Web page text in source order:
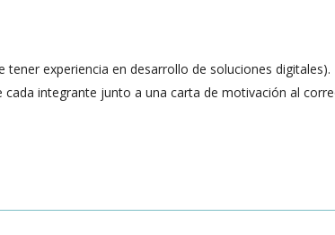
experiencia en desarrollo de soluciones digitales).
cada integrante junto a una carta de motivación al